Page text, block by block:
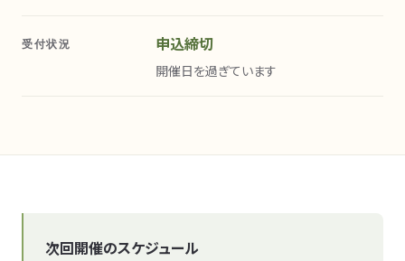
受付状況 申込締切
開催日を過ぎています
次回開催のスケジュール